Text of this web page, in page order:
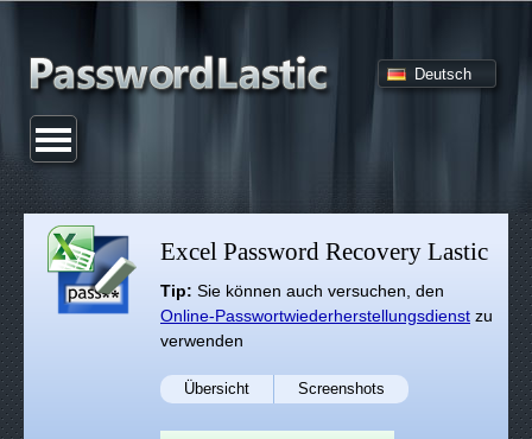
Deutsch
Excel Password Recovery Lastic
Tip: Sie können auch versuchen, den
Online-Passwortwiederherstellungsdienst zu
verwenden
Übersicht Screenshots